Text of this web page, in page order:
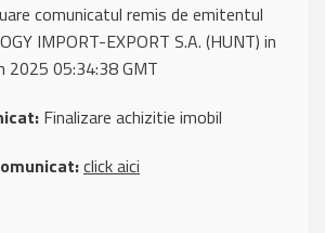
comunicatul remis de emitentul
IMPORT-EXPORT S.A. (HUNT) in
2025 05:34:38 GMT
Finalizare achizitie imobil
click aici